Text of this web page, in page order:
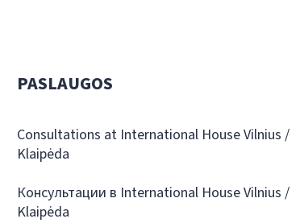
PASLAUGOS
Consultations at International House Vilnius /
Klaipėda
Консультации в International House Vilnius /
Klaipėda